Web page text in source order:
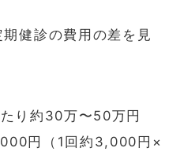
健診の費用の差を見
り約30万〜50万円
円（1回約3,000円×